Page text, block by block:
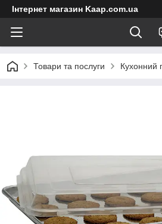
Інтернет магазин Kaap.com.ua
Товари та послуги Кухонний